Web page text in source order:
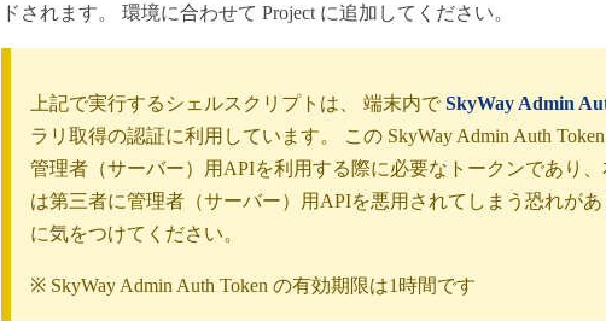
ドされます。 環境に合わせて Project に追加してください。
上記で実行するシェルスクリプトは、 端末内で SkyWay Admin
ラリ取得の認証に利用しています。 この SkyWay Admin Auth
管理者（サーバー）用APIを利用する際に必要なトークンであり
は第三者に管理者（サーバー）用APIを悪用されてしまう恐れが
に気をつけてください。
※ SkyWay Admin Auth Token の有効期限は1時間です